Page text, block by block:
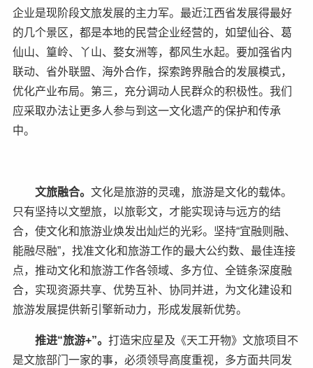
企业是现阶段文旅发展的主力军。最近江西省发展得最好
的几个景区，都是本地的民营企业经营的，如望仙谷、葛
仙山、篁岭、丫山、婺女洲等，都风生水起。要加强省内
联动、省外联盟、海外合作，探索跨界融合的发展模式，
优化产业布局。第三，充分调动人民群众的积极性。我们
应采取办法让更多人参与到这一文化遗产的保护和传承
中。
文旅融合。 文化是旅游的灵魂，旅游是文化的载体。
只有坚持以文塑旅，以旅彰文，才能实现诗与远方的结
合，使文化和旅游业焕发出灿烂的光彩。坚持“宜融则融、
能融尽融”，找准文化和旅游工作的最大公约数、最佳连接
点，推动文化和旅游工作各领域、多方位、全链条深度融
合，实现资源共享、优势互补、协同并进，为文化建设和
旅游发展提供新引擎新动力，形成发展新优势。
推进“旅游+”。 打造宋应星及《天工开物》文旅项目不
是文旅部门一家的事，必须领导高度重视，多方面共同发